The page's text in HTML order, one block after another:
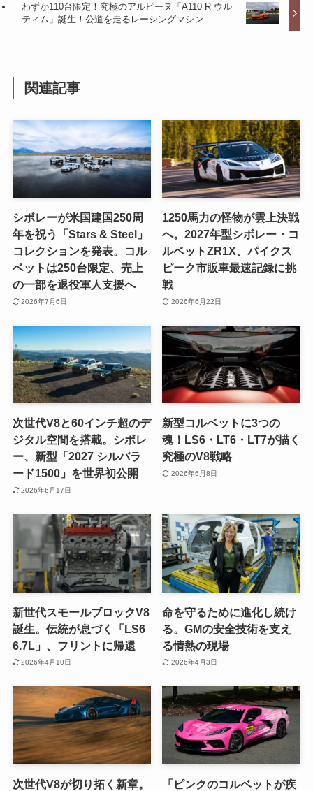
わずか110台限定！究極のアルピーヌ「A110 R ウル
ティム」誕生！公道を走るレーシングマシン
関連記事
シボレーが米国建国250周
年を祝う「Stars & Steel」
コレクションを発表。コル
ベットは250台限定、売上
の一部を退役軍人支援へ
2026年7月6日
1250馬力の怪物が雲上決戦
へ。2027年型シボレー・コ
ルベットZR1X、パイクス
ピーク市販車最速記録に挑
戦
2026年6月22日
次世代V8と60インチ超のデ
ジタル空間を搭載。シボレ
ー、新型「2027 シルバラ
ード1500」を世界初公開
2026年6月17日
新型コルベットに3つの
魂！LS6・LT6・LT7が描く
究極のV8戦略
2026年6月8日
新世代スモールブロックV8
誕生。伝統が息づく「LS6
6.7L」、フリントに帰還
2026年4月10日
命を守るために進化し続け
る。GMの安全技術を支え
る情熱の現場
2026年4月3日
次世代V8が切り拓く新章。
「ピンクのコルベットが疾